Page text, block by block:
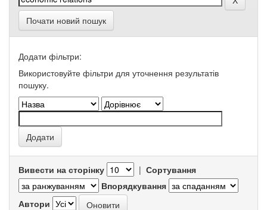
Почати новий пошук
Додати фільтри:
Використовуйте фільтри для уточнення результатів
пошуку.
Вивести на сторінку | Сортування
Впорядкування
Автори